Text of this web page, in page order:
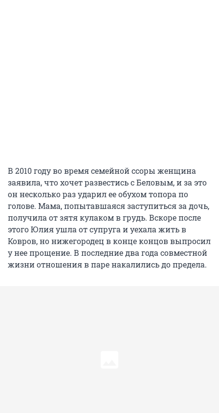
В 2010 году во время семейной ссоры женщина
заявила, что хочет развестись с Беловым, и за это
он несколько раз ударил ее обухом топора по
голове. Мама, попытавшаяся заступиться за дочь,
получила от зятя кулаком в грудь. Вскоре после
этого Юлия ушла от супруга и уехала жить в
Ковров, но нижегородец в конце концов выпросил
у нее прощение. В последние два года совместной
жизни отношения в паре накалились до предела.